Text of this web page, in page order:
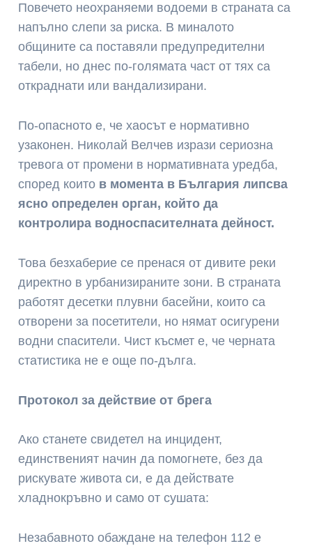
Повечето неохраняеми водоеми в страната са
напълно слепи за риска. В миналото
общините са поставяли предупредителни
табели, но днес по-голямата част от тях са
откраднати или вандализирани.
По-опасното е, че хаосът е нормативно
узаконен. Николай Велчев изрази сериозна
тревога от промени в нормативната уредба,
според които в момента в България липсва
ясно определен орган, който да
контролира водноспасителната дейност.
Това безхаберие се пренася от дивите реки
директно в урбанизираните зони. В страната
работят десетки плувни басейни, които са
отворени за посетители, но нямат осигурени
водни спасители. Чист късмет е, че черната
статистика не е още по-дълга.
Протокол за действие от брега
Ако станете свидетел на инцидент,
единственият начин да помогнете, без да
рискувате живота си, е да действате
хладнокръвно и само от сушата:
Незабавното обаждане на телефон 112 е